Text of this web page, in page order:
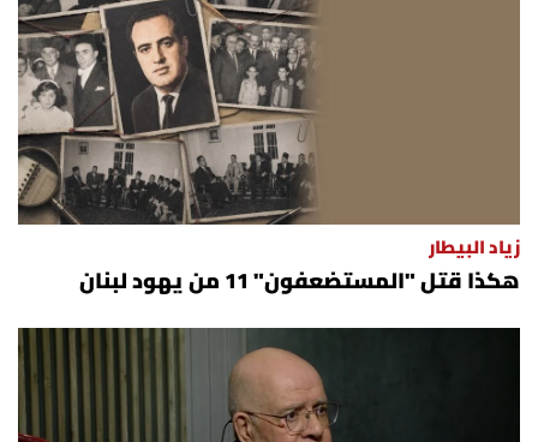
زياد البيطار
هكذا قتل "المستضعفون" 11 من يهود لبنان